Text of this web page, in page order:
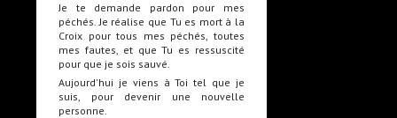
Je te demande pardon pour mes
péchés. Je réalise que Tu es mort à la
Croix pour tous mes péchés, toutes
mes fautes, et que Tu es ressuscité
pour que je sois sauvé.
Aujourd'hui je viens à Toi tel que je
suis, pour devenir une nouvelle
personne.